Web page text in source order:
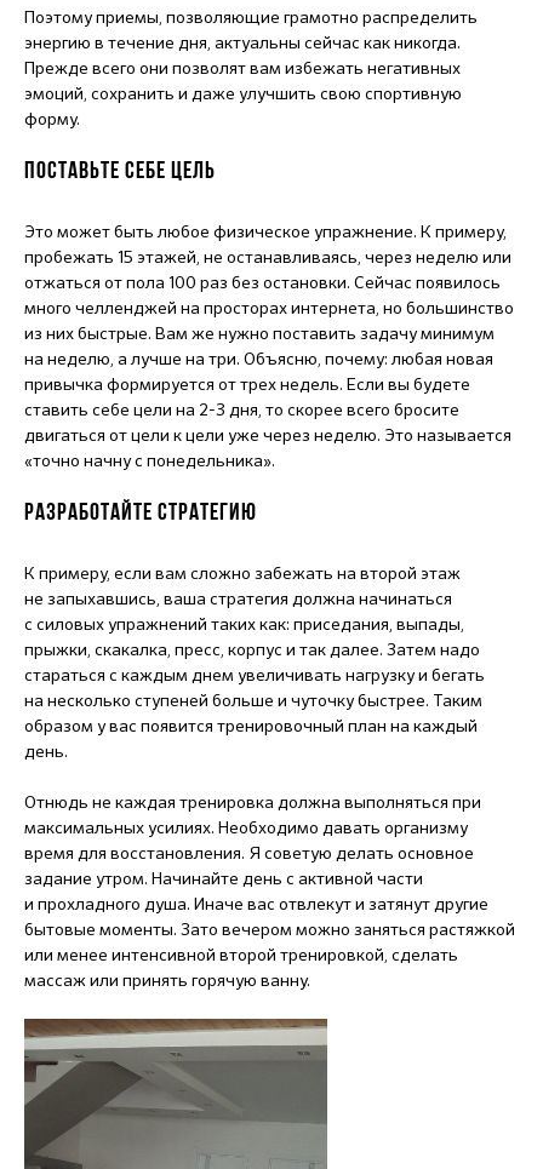
Поэтому приемы, позволяющие грамотно распределить
энергию в течение дня, актуальны сейчас как никогда.
Прежде всего они позволят вам избежать негативных
эмоций, сохранить и даже улучшить свою спортивную
форму.
ПОСТАВЬТЕ СЕБЕ ЦЕЛЬ
Это может быть любое физическое упражнение. К примеру,
пробежать 15 этажей, не останавливаясь, через неделю или
отжаться от пола 100 раз без остановки. Сейчас появилось
много челленджей на просторах интернета, но большинство
из них быстрые. Вам же нужно поставить задачу минимум
на неделю, а лучше на три. Объясню, почему: любая новая
привычка формируется от трех недель. Если вы будете
ставить себе цели на 2-3 дня, то скорее всего бросите
двигаться от цели к цели уже через неделю. Это называется
«точно начну с понедельника».
РАЗРАБОТАЙТЕ СТРАТЕГИЮ
К примеру, если вам сложно забежать на второй этаж
не запыхавшись, ваша стратегия должна начинаться
с силовых упражнений таких как: приседания, выпады,
прыжки, скакалка, пресс, корпус и так далее. Затем надо
стараться с каждым днем увеличивать нагрузку и бегать
на несколько ступеней больше и чуточку быстрее. Таким
образом у вас появится тренировочный план на каждый
день.
Отнюдь не каждая тренировка должна выполняться при
максимальных усилиях. Необходимо давать организму
время для восстановления. Я советую делать основное
задание утром. Начинайте день с активной части
и прохладного душа. Иначе вас отвлекут и затянут другие
бытовые моменты. Зато вечером можно заняться растяжкой
или менее интенсивной второй тренировкой, сделать
массаж или принять горячую ванну.